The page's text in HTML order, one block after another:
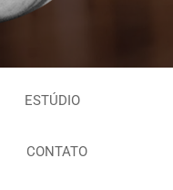
ESTÚDIO
CONTATO